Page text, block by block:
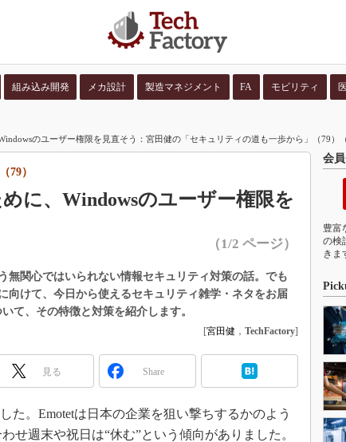
組み込み開発 メカ設計 製造マネジメント FA モビリティ
のユーザー権限を見直そう：宮田健の「セキュリティの道も一歩から」（79）
に、Windowsのユーザー権限を
79）
（1/2 ページ）
無関心ではいられない情報セキュリティ対策の話。でも
けて、今日から使えるセキュリティ雑学・ネタをお届
て、その特徴と対策を紹介します。
[宮田健 ， TechFactory]
見る Share
た。Emotetは日本の企業を狙い撃ちするかのよう
せ週末や祝日は“休む”という傾向がありました。
会
豊富
の検
きま